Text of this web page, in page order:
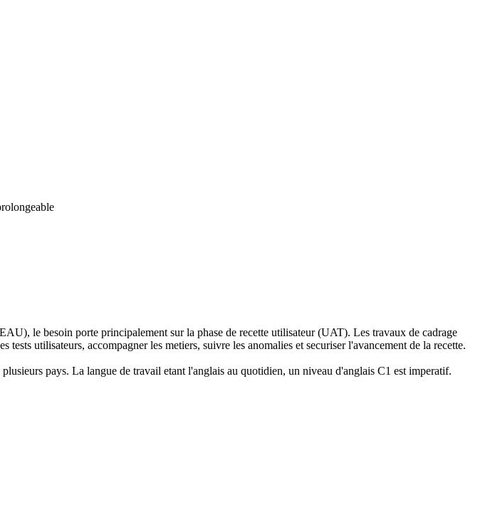
le besoin porte principalement sur la phase de recette utilisateur (UAT). Les travaux de cadrage
utilisateurs, accompagner les metiers, suivre les anomalies et securiser l'avancement de la recette.
pays. La langue de travail etant l'anglais au quotidien, un niveau d'anglais C1 est imperatif.